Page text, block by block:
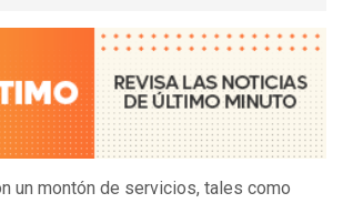
un montón de servicios, tales como